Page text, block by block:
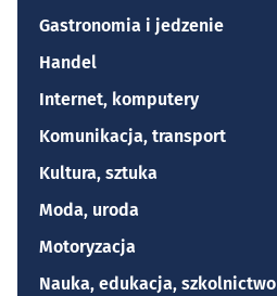
Gastronomia i jedzenie
Handel
Internet, komputery
Komunikacja, transport
Kultura, sztuka
Moda, uroda
Motoryzacja
Nauka, edukacja, szkolnictwo